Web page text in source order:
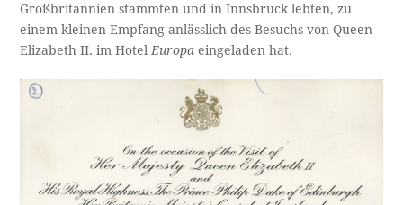
Großbritannien stammten und in Innsbruck lebten, zu
einem kleinen Empfang anlässlich des Besuchs von Queen
Elizabeth II. im Hotel Europa eingeladen hat.